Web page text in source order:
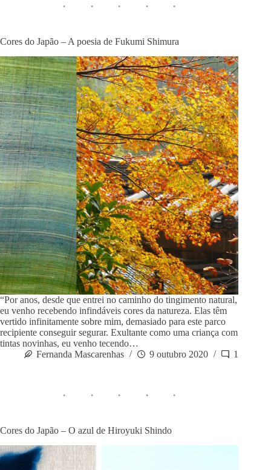
Cores do Japão – A poesia de Fukumi Shimura
“Por anos, desde que entrei no caminho do tingimento natural,
eu venho recebendo infindáveis cores da natureza. Elas têm
vertido infinitamente sobre mim, demasiado para este parco
recipiente conseguir segurar. Exultante como uma criança com
tintas novinhas, eu venho tecendo…
Fernanda Mascarenhas
9 outubro 2020 1
Cores do Japão – O azul de Hiroyuki Shindo